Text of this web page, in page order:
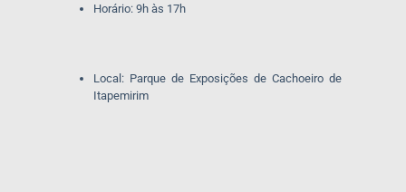
Horário: 9h às 17h
Local: Parque de Exposições de Cachoeiro de
Itapemirim